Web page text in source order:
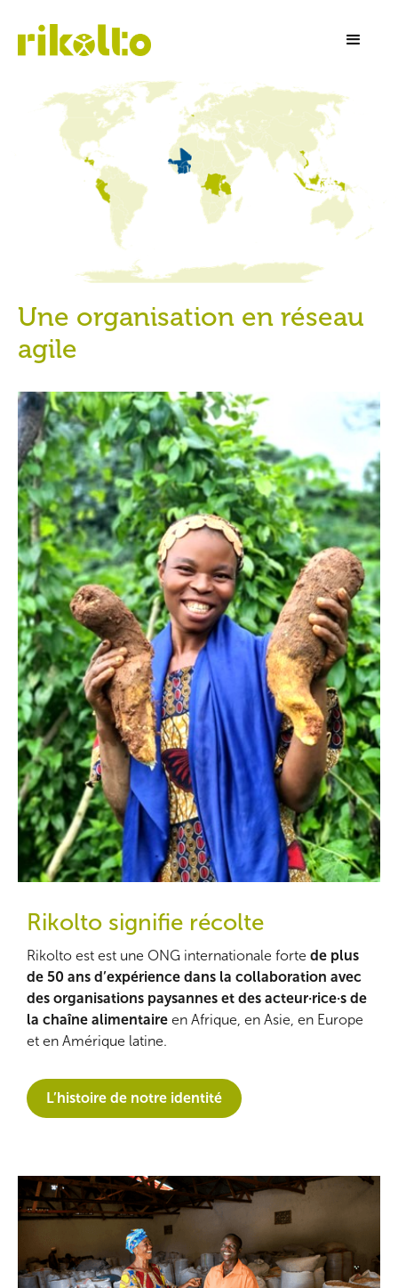
Une organisation en réseau
agile
Rikolto signifie récolte
Rikolto est est une ONG internationale forte de plus
de 50 ans d’expérience dans la collaboration avec
des organisations paysannes et des acteur·rice·s de
la chaîne alimentaire en Afrique, en Asie, en Europe
et en Amérique latine.
L’histoire de notre identité